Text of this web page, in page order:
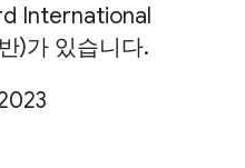
International
)가 있습니다.